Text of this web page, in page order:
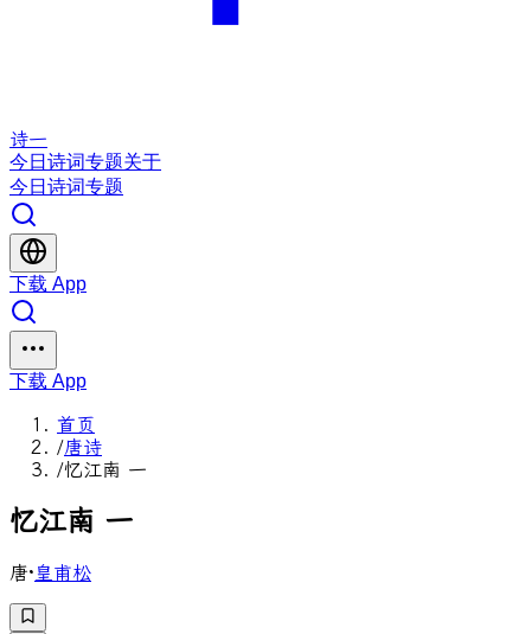
诗一
今日 诗词专题关于
今日 诗词专题
下载 App
下载 App
首页
/唐诗
/忆江南 一
忆江南 一
唐·皇甫松